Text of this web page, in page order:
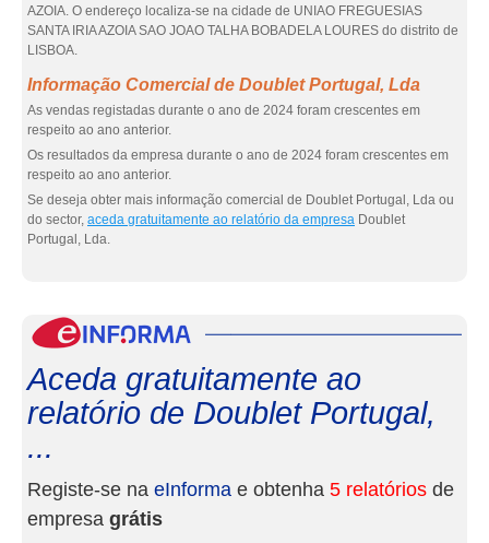
AZOIA. O endereço localiza-se na cidade de UNIAO FREGUESIAS
SANTA IRIA AZOIA SAO JOAO TALHA BOBADELA LOURES do distrito de
LISBOA.
Informação Comercial de Doublet Portugal, Lda
As vendas registadas durante o ano de 2024 foram crescentes em
respeito ao ano anterior.
Os resultados da empresa durante o ano de 2024 foram crescentes em
respeito ao ano anterior.
Se deseja obter mais informação comercial de Doublet Portugal, Lda ou
do sector, aceda gratuitamente ao relatório da empresa Doublet
Portugal, Lda.
Aceda gratuitamente ao
relatório de Doublet Portugal,
...
Registe-se na eInforma e obtenha 5 relatórios de
empresa grátis